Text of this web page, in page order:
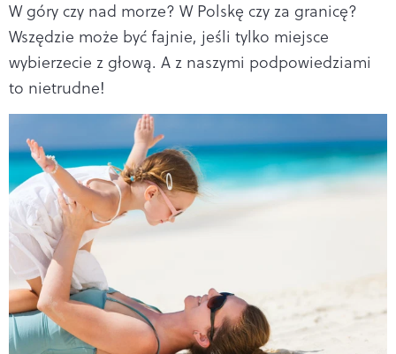
W góry czy nad morze? W Polskę czy za granicę?
Wszędzie może być fajnie, jeśli tylko miejsce
wybierzecie z głową. A z naszymi podpowiedziami
to nietrudne!